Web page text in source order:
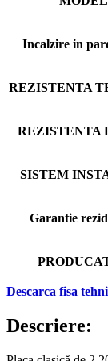
Incalzire in
REZISTENTA
REZISTENTA
SISTEM
Garantie
Descarca fisa
Descriere: